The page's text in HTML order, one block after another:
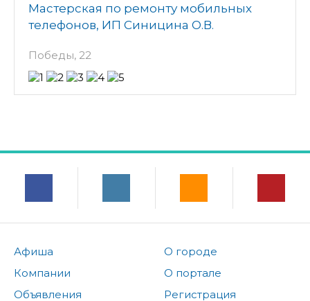
Мастерская по ремонту мобильных
телефонов, ИП Синицина О.В.
Победы, 22
Афиша
Компании
Объявления
О городе
О портале
Регистрация